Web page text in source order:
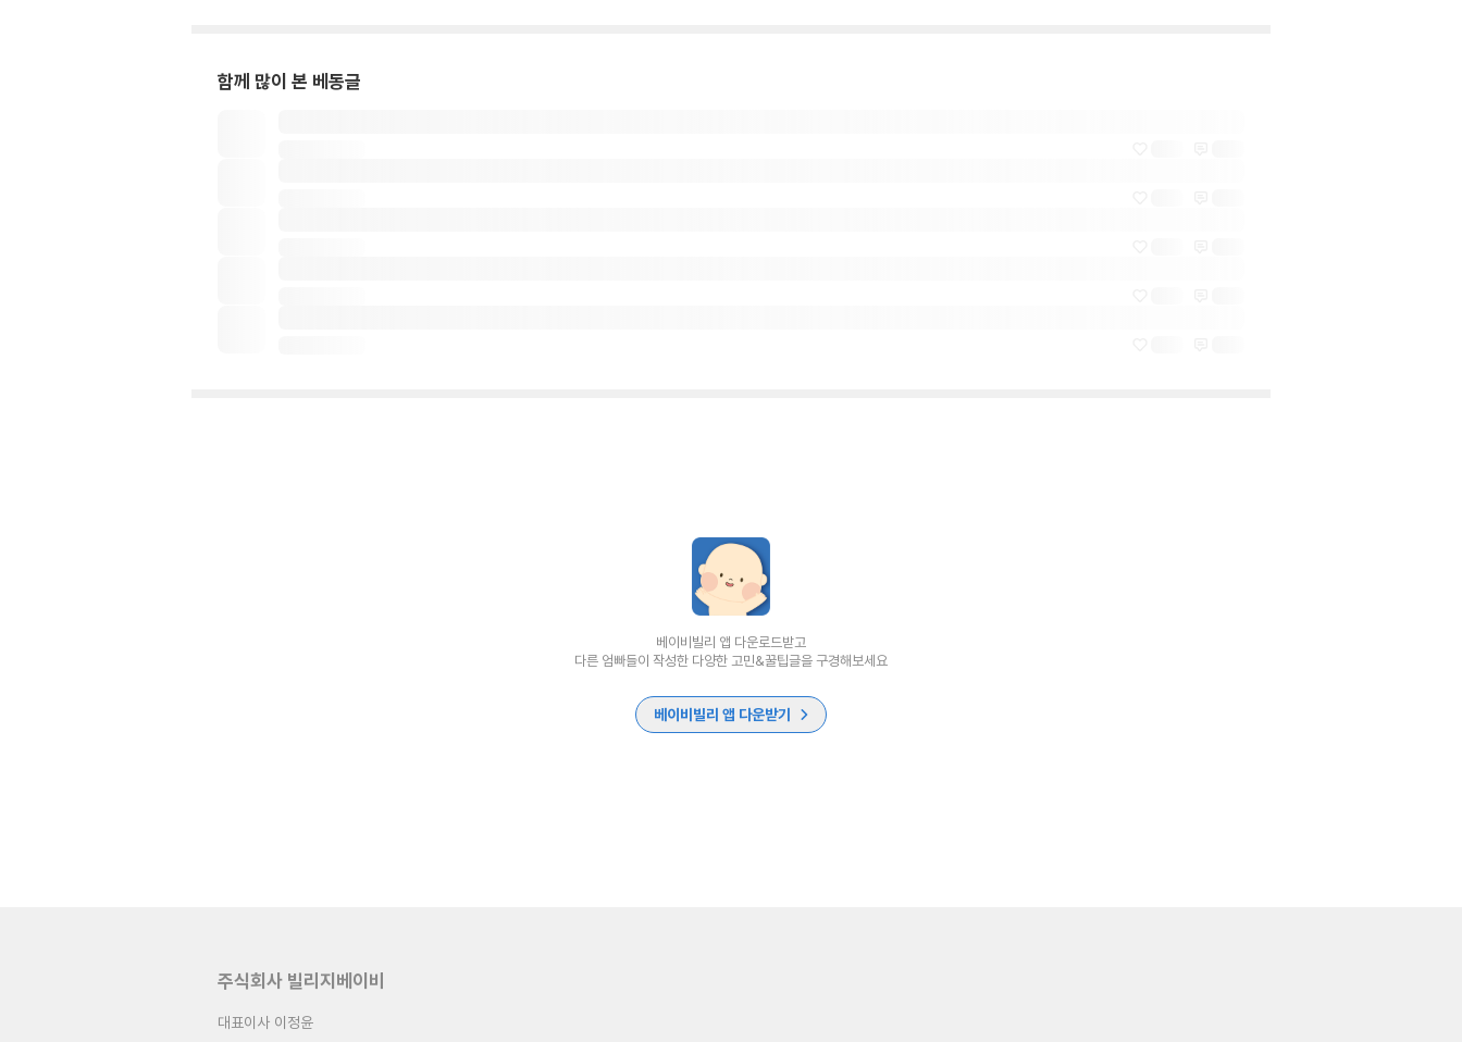
함께 많이 본 베동글
베이비빌리 앱 다운로드받고
다른 엄빠들이 작성한 다양한 고민&꿀팁글을 구경해보세요
베이비빌리 앱 다운받기
주식회사 빌리지베이비
대표이사 이정윤